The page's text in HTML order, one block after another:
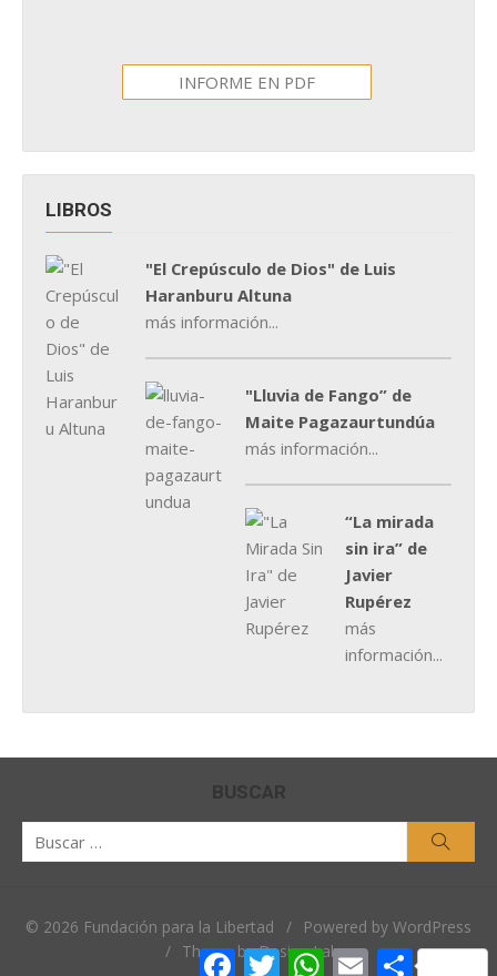
INFORME EN PDF
LIBROS
"El Crepúsculo de Dios" de Luis
Haranburu Altuna
más información...
"Lluvia de Fango” de
Maite Pagazaurtundúa
más información...
“La mirada
sin ira” de
Javier
Rupérez
más
información...
BUSCAR
© 2026 Fundación para la Libertad /
Powered by WordPress
/ Theme by Design Lab
Facebook
TwitterWhatsApp
EmailCompartir